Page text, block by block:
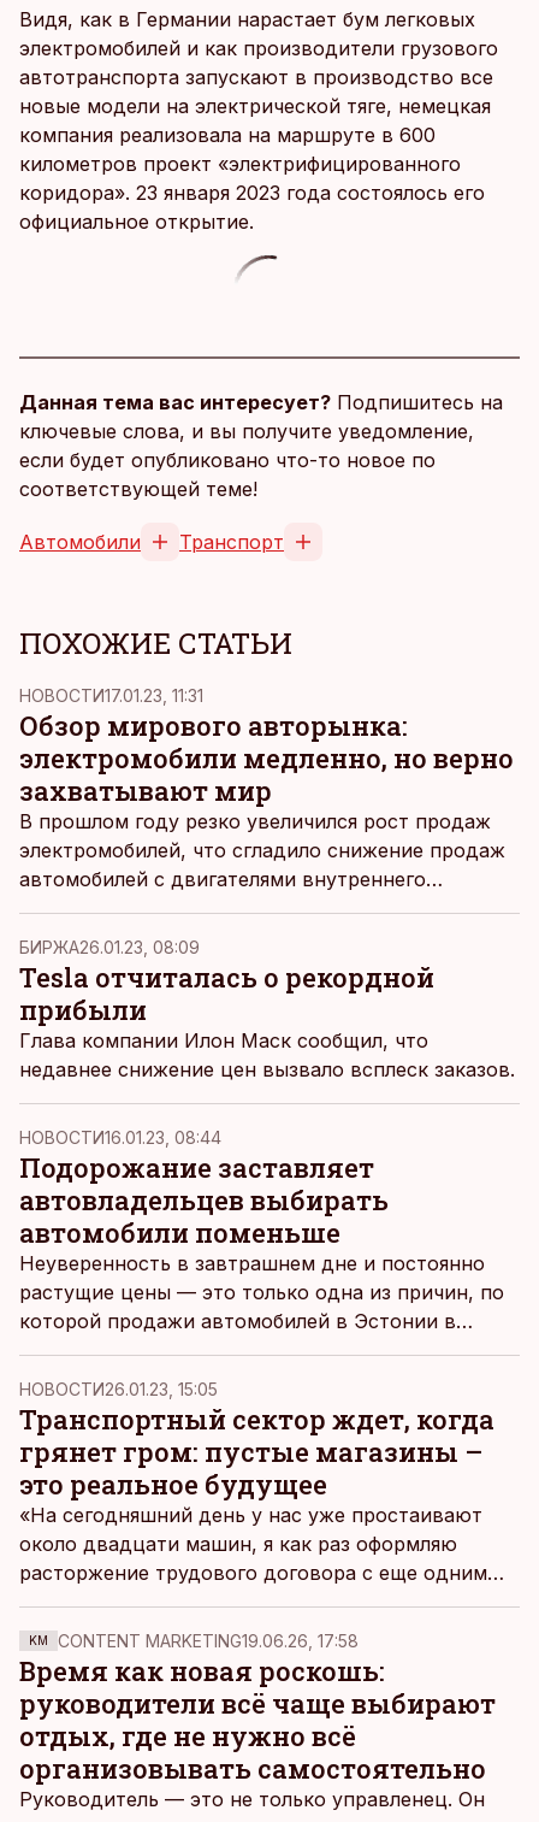
Видя, как в Германии нарастает бум легковых
электромобилей и как производители грузового
автотранспорта запускают в производство все
новые модели на электрической тяге, немецкая
компания реализовала на маршруте в 600
километров проект «электрифицированного
коридора». 23 января 2023 года состоялось его
официальное открытие.
Данная тема вас интересует? Подпишитесь на
ключевые слова, и вы получите уведомление,
если будет опубликовано что-то новое по
соответствующей теме!
Автомобили Транспорт
ПОХОЖИЕ СТАТЬИ
НОВОСТИ17.01.23, 11:31
Обзор мирового авторынка:
электромобили медленно, но верно
захватывают мир
В прошлом году резко увеличился рост продаж
электромобилей, что сгладило снижение продаж
автомобилей с двигателями внутреннего
сгорания. Главным покупателем электрокаров
был Китай.
БИРЖА26.01.23, 08:09
Tesla отчиталась о рекордной
прибыли
Глава компании Илон Маск сообщил, что
недавнее снижение цен вызвало всплеск заказов.
НОВОСТИ16.01.23, 08:44
Подорожание заставляет
автовладельцев выбирать
автомобили поменьше
Неуверенность в завтрашнем дне и постоянно
растущие цены — это только одна из причин, по
которой продажи автомобилей в Эстонии в
прошлом году упали на девять процентов. По
словам генерального директора Elke Group Таави
Лепика, есть и те, кто меняет свою
существующую модель на автомобиль меньшего
размера, чтобы справиться с более высокими
платежами.
НОВОСТИ26.01.23, 15:05
Транспортный сектор ждет, когда
грянет гром: пустые магазины –
это реальное будущее
«На сегодняшний день у нас уже простаивают
около двадцати машин, я как раз оформляю
расторжение трудового договора с еще одним
прекрасным белорусским водителем. У меня не
хватает духу пустить за руль водителя из
Узбекистана, который первый раз в жизни увидел
снег, когда приехал сюда. Это уже было бы
опасно для других участников дорожного
движения», – резюмирует текущую ситуацию в
транспортном секторе генеральный директор
семейной компании Herentes Рейн Аав.
KM CONTENT MARKETING19.06.26, 17:58
Время как новая роскошь:
руководители всё чаще выбирают
отдых, где не нужно всё
организовывать самостоятельно
Руководитель — это не только управленец. Он